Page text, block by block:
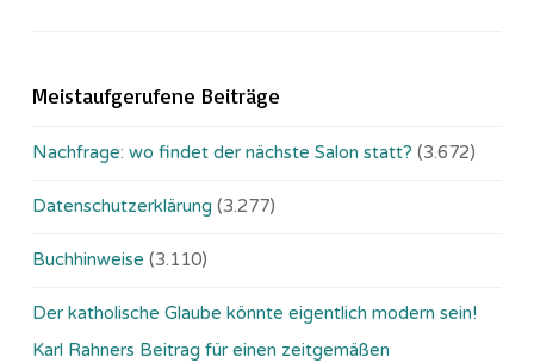
Meistaufgerufene Beiträge
Nachfrage: wo findet der nächste Salon statt? (3.672)
Datenschutzerklärung (3.277)
Buchhinweise (3.110)
Der katholische Glaube könnte eigentlich modern sein!
Karl Rahners Beitrag für einen zeitgemäßen